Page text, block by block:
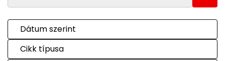
Dátum szerint
Cikk típusa